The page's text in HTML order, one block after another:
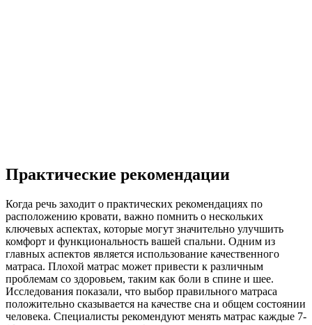
Практические рекомендации
Когда речь заходит о практических рекомендациях по
расположению кровати, важно помнить о нескольких
ключевых аспектах, которые могут значительно улучшить
комфорт и функциональность вашей спальни. Одним из
главных аспектов является использование качественного
матраса. Плохой матрас может привести к различным
проблемам со здоровьем, таким как боли в спине и шее.
Исследования показали, что выбор правильного матраса
положительно сказывается на качестве сна и общем состоянии
человека. Специалисты рекомендуют менять матрас каждые 7-